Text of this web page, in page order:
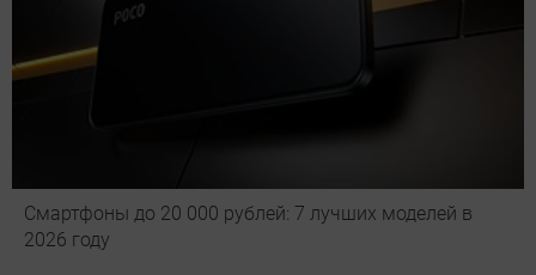
Смартфоны до 20 000 рублей: 7 лучших моделей в
2026 году